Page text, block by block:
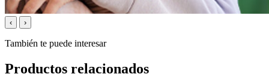
‹ ›
También te puede interesar
Productos relacionados